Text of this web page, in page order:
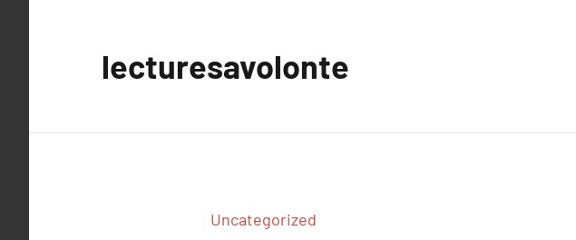
lecturesavolonte
Uncategorized